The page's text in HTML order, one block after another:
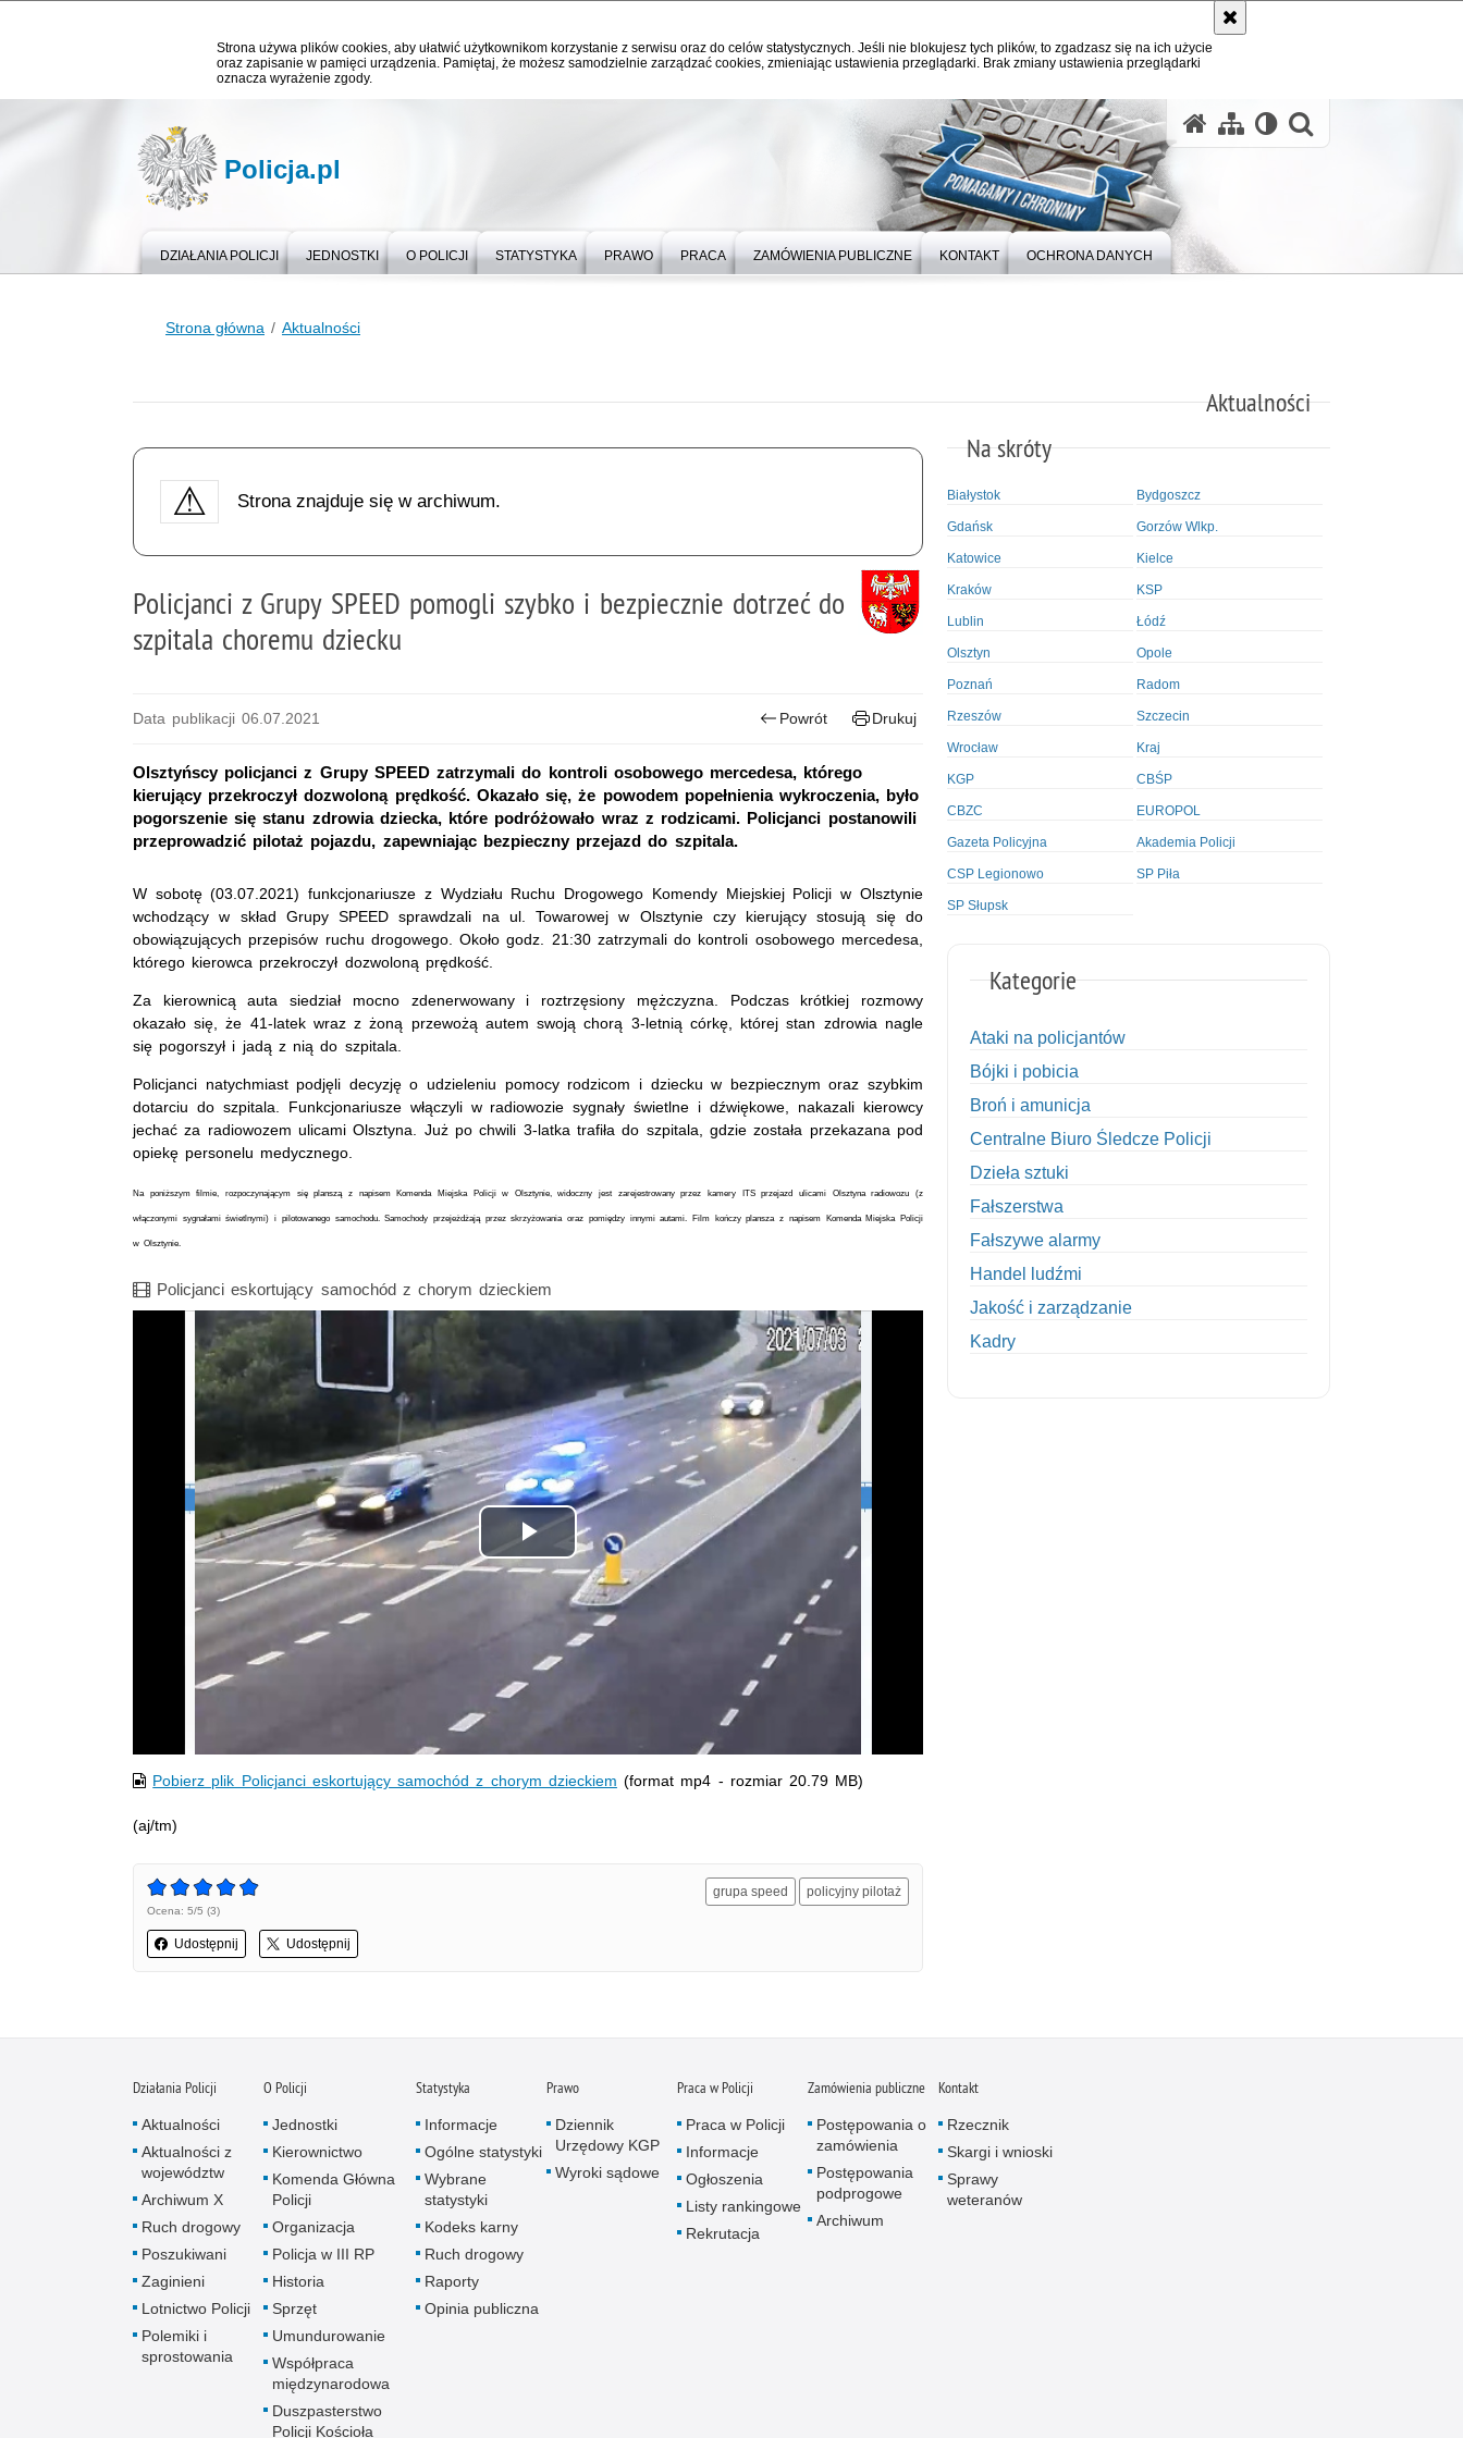
Strona używa plików cookies, aby ułatwić użytkownikom korzystanie z serwisu oraz do celów statystycznych. Jeśli nie blokujesz tych plików, to zgadzasz się na ich użycie
oraz zapisanie w pamięci urządzenia. Pamiętaj, że możesz samodzielnie zarządzać cookies, zmieniając ustawienia przeglądarki. Brak zmiany ustawienia przeglądarki
oznacza wyrażenie zgody.
Policja.pl
DZIAŁANIA POLICJI JEDNOSTKI O POLICJI STATYSTYKA PRAWO PRACA ZAMÓWIENIA PUBLICZNE KONTAKT OCHRONA DANYCH
Strona główna Aktualności
Aktualności
Strona znajduje się w archiwum.
Policjanci z Grupy SPEED pomogli szybko i bezpiecznie dotrzeć do
szpitala choremu dziecku
Data publikacji 06.07.2021 Powrót Drukuj
Olsztyńscy policjanci z Grupy SPEED zatrzymali do kontroli osobowego mercedesa, którego
kierujący przekroczył dozwoloną prędkość. Okazało się, że powodem popełnienia wykroczenia, było
pogorszenie się stanu zdrowia dziecka, które podróżowało wraz z rodzicami. Policjanci postanowili
przeprowadzić pilotaż pojazdu, zapewniając bezpieczny przejazd do szpitala.
W sobotę (03.07.2021) funkcjonariusze z Wydziału Ruchu Drogowego Komendy Miejskiej Policji w Olsztynie
wchodzący w skład Grupy SPEED sprawdzali na ul. Towarowej w Olsztynie czy kierujący stosują się do
obowiązujących przepisów ruchu drogowego. Około godz. 21:30 zatrzymali do kontroli osobowego mercedesa,
którego kierowca przekroczył dozwoloną prędkość.
Za kierownicą auta siedział mocno zdenerwowany i roztrzęsiony mężczyzna. Podczas krótkiej rozmowy
okazało się, że 41-latek wraz z żoną przewożą autem swoją chorą 3-letnią córkę, której stan zdrowia nagle
się pogorszył i jadą z nią do szpitala.
Policjanci natychmiast podjęli decyzję o udzieleniu pomocy rodzicom i dziecku w bezpiecznym oraz szybkim
dotarciu do szpitala. Funkcjonariusze włączyli w radiowozie sygnały świetlne i dźwiękowe, nakazali kierowcy
jechać za radiowozem ulicami Olsztyna. Już po chwili 3-latka trafiła do szpitala, gdzie została przekazana pod
opiekę personelu medycznego.
Na poniższym filmie, rozpoczynającym się planszą z napisem Komenda Miejska Policji w Olsztynie, widoczny jest zarejestrowany przez kamery ITS przejazd ulicami Olsztyna radiowozu (z
włączonymi sygnałami świetlnymi) i pilotowanego samochodu. Samochody przejeżdżają przez skrzyżowania oraz pomiędzy innymi autami. Film kończy plansza z napisem Komenda Miejska Policji
w Olsztynie.
Film
Policjanci eskortujący samochód z chorym dzieckiem
Opis filmu: Policjanci eskortujący samochód z chorym dzieckiem
Odtwórz
wideo
Pobierz plik Policjanci eskortujący samochód z chorym dzieckiem (format mp4 - rozmiar 20.79 MB)
(aj/tm)
Ocena: 5/5 (3)
Udostępnij Udostępnij
grupa speed policyjny pilotaż
Na skróty
Białystok Bydgoszcz
Gdańsk Gorzów Wlkp.
Katowice Kielce
Kraków KSP
Lublin Łódź
Olsztyn Opole
Poznań Radom
Rzeszów Szczecin
Wrocław Kraj
KGP CBŚP
CBZC EUROPOL
Gazeta Policyjna Akademia Policji
CSP Legionowo SP Piła
SP Słupsk
Kategorie
Ataki na policjantów
Bójki i pobicia
Broń i amunicja
Centralne Biuro Śledcze Policji
Dzieła sztuki
Fałszerstwa
Fałszywe alarmy
Handel ludźmi
Jakość i zarządzanie
Kadry
Pedofilia, pornografia dziecięca
Piractwo przemysłowe
Podrabianie znaków towarowych
Pogryzienia przez psy
Działania Policji
Aktualności
Aktualności z
województw
Archiwum X
Ruch drogowy
Poszukiwani
Zaginieni
Lotnictwo Policji
Polemiki i
sprostowania
O Policji
Jednostki
Kierownictwo
Komenda Główna
Policji
Organizacja
Policja w III RP
Historia
Sprzęt
Umundurowanie
Współpraca
międzynarodowa
Duszpasterstwo
Policji Kościoła
Statystyka
Informacje
Ogólne statystyki
Wybrane
statystyki
Kodeks karny
Ruch drogowy
Raporty
Opinia publiczna
Prawo
Dziennik
Urzędowy KGP
Wyroki sądowe
Praca w Policji
Praca w Policji
Informacje
Ogłoszenia
Listy rankingowe
Rekrutacja
Zamówienia publiczne
Postępowania o
zamówienia
Postępowania
podprogowe
Archiwum
Kontakt
Rzecznik
Skargi i wnioski
Sprawy
weteranów